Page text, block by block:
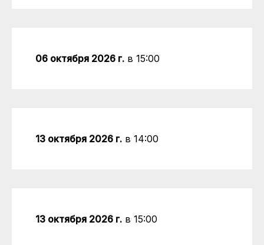
06 октября 2026 г. в 15:00
13 октября 2026 г. в 14:00
13 октября 2026 г. в 15:00